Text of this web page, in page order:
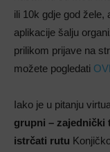
ili 10k gdje god žele,
aplikacije šalju
prilikom prijave na
možete pogledati
Iako je u pitanju
grupni – zajednički
istrčati rutu